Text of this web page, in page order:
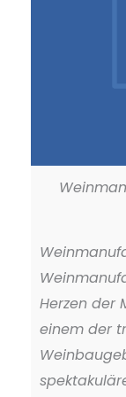
Herzen der
einem der